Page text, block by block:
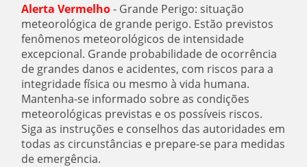
Alerta Vermelho- Grande Perigo: situação
meteorológica de grande perigo. Estão previstos
fenômenos meteorológicos de intensidade
excepcional. Grande probabilidade de ocorrência
de grandes danos e acidentes, com riscos para a
integridade física ou mesmo à vida humana.
Mantenha-se informado sobre as condições
meteorológicas previstas e os possíveis riscos.
Siga as instruções e conselhos das autoridades em
todas as circunstâncias e prepare-se para medidas
de emergência.